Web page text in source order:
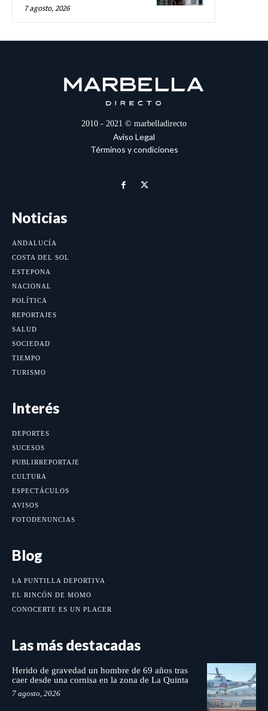
7 agosto, 2026
2010 - 2021 © marbelladirecto
Aviso Legal
Términos y condiciones
Noticias
ANDALUCÍA
COSTA DEL SOL
ESTEPONA
NACIONAL
POLÍTICA
REPORTAJES
SALUD
SOCIEDAD
TIEMPO
TURISMO
Interés
DEPORTES
SUCESOS
PUBLIRREPORTAJE
CULTURA
ESPECTÁCULOS
AVISOS
FOTODENUNCIAS
Blog
LA PUNTILLA DEPORTIVA
EL RINCÓN DE MOMO
CONOCERTE ES UN PLACER
Las más destacadas
Herido de gravedad un hombre de 69 años tras
caer desde una cornisa en la zona de La Quinta
7 agosto, 2026